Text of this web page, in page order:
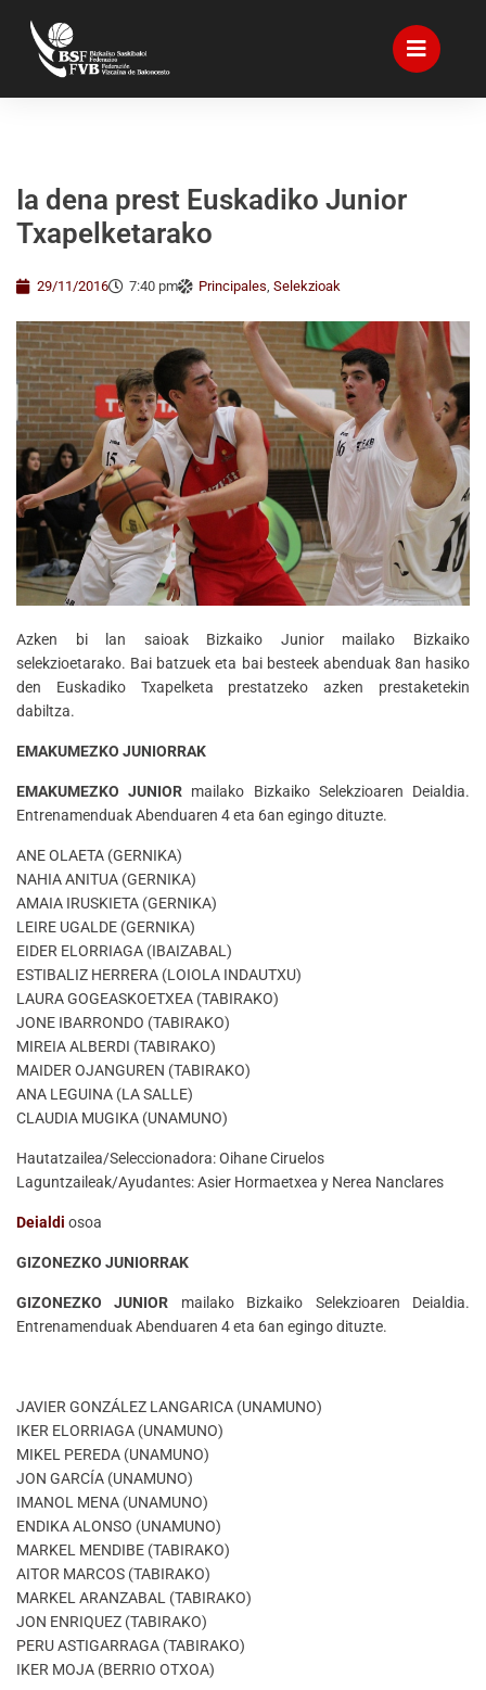
Ia dena prest Euskadiko Junior
Txapelketarako
29/11/2016 7:40 pm Principales, Selekzioak
Azken bi lan saioak Bizkaiko Junior mailako Bizkaiko
selekzioetarako. Bai batzuek eta bai besteek abenduak 8an hasiko
den Euskadiko Txapelketa prestatzeko azken prestaketekin
dabiltza.
EMAKUMEZKO JUNIORRAK
EMAKUMEZKO JUNIOR mailako Bizkaiko Selekzioaren Deialdia.
Entrenamenduak Abenduaren 4 eta 6an egingo dituzte.
ANE OLAETA (GERNIKA)
NAHIA ANITUA (GERNIKA)
AMAIA IRUSKIETA (GERNIKA)
LEIRE UGALDE (GERNIKA)
EIDER ELORRIAGA (IBAIZABAL)
ESTIBALIZ HERRERA (LOIOLA INDAUTXU)
LAURA GOGEASKOETXEA (TABIRAKO)
JONE IBARRONDO (TABIRAKO)
MIREIA ALBERDI (TABIRAKO)
MAIDER OJANGUREN (TABIRAKO)
ANA LEGUINA (LA SALLE)
CLAUDIA MUGIKA (UNAMUNO)
Hautatzailea/Seleccionadora: Oihane Ciruelos
Laguntzaileak/Ayudantes: Asier Hormaetxea y Nerea Nanclares
Deialdi osoa
GIZONEZKO JUNIORRAK
GIZONEZKO JUNIOR mailako Bizkaiko Selekzioaren Deialdia.
Entrenamenduak Abenduaren 4 eta 6an egingo dituzte.
JAVIER GONZÁLEZ LANGARICA (UNAMUNO)
IKER ELORRIAGA (UNAMUNO)
MIKEL PEREDA (UNAMUNO)
JON GARCÍA (UNAMUNO)
IMANOL MENA (UNAMUNO)
ENDIKA ALONSO (UNAMUNO)
MARKEL MENDIBE (TABIRAKO)
AITOR MARCOS (TABIRAKO)
MARKEL ARANZABAL (TABIRAKO)
JON ENRIQUEZ (TABIRAKO)
PERU ASTIGARRAGA (TABIRAKO)
IKER MOJA (BERRIO OTXOA)